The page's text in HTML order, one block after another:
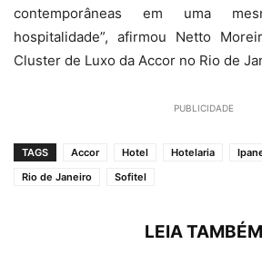
contemporâneas em uma
hospitalidade”, afirmou Netto
Cluster de Luxo da Accor no Rio de
PUBLICIDADE
TAGS Accor Hotel Hotelaria
Rio de Janeiro
Sofitel
LEIA TAMBÉM